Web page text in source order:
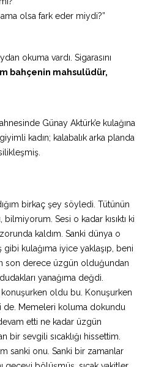
olsa fark eder miydi?”
okuma vardı. Sigarasını
bahçenin mahsulüdür,
birkaç şey söyledi. Tütünün
Sesi o kadar kısıktı ki
kaldım. Sanki dünya o
kulağıma iyice yaklaşıp, beni
son derece üzgün olduğundan
dudakları yanağıma değdi.
oldu bu. Konuşurken
Memeleri koluma dokundu
etti ne kadar üzgün
bir sevgili sıcaklığı hissettim.
sanki onu. Sanki bir zamanlar